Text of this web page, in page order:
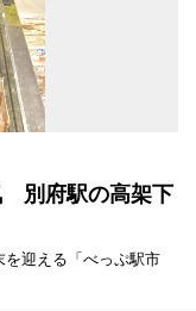
別府駅の高架下
迎える「べっぷ駅市